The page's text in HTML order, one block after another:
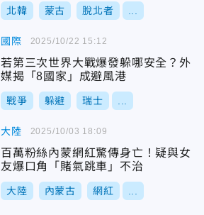
北韓 蒙古 脫北者
國際
若第三次世界大戰爆發躲哪安全？外
媒揭「8國家」成避風港
戰爭 躲避 瑞士
2025/10/22 15:12
大陸
百萬粉絲內蒙網紅驚傳身亡！疑與女
友爆口角「賭氣跳車」不治
大陸 內蒙古 網紅
2025/10/03 18:09